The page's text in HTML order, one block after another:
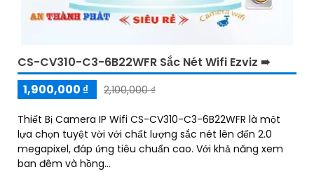
CS-CV310-C3-6B22WFR Sắc Nét Wifi Ezviz ➠
1,900,000 ₫
2,100,000 ₫
Thiết Bị Camera IP Wifi CS-CV310-C3-6B22WFR là một
lựa chọn tuyệt vời với chất lượng sắc nét lên đến 2.0
megapixel, đáp ứng tiêu chuẩn cao. Với khả năng xem
ban đêm và hồng...